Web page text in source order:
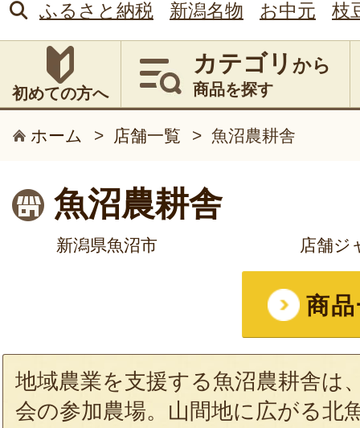
ふるさと納税 新潟名物 お中元 枝
初めての方へ
カテゴリ から
商品を探す
ホーム > 店舗一覧 > 魚沼農耕舎
魚沼農耕舎
新潟県魚沼市 店舗ジ
商
地域農業を支援する魚沼農耕舎は
会の参加農場。山間地に広がる北